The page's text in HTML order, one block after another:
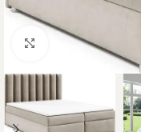
Klicken um zu